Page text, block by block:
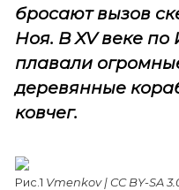
бросают вызов
Ноя. В XV веке
плавали
деревянные
ковчег.
Рис.1 Vmenkov | CC BY-SA